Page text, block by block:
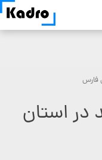
فارس
در استان